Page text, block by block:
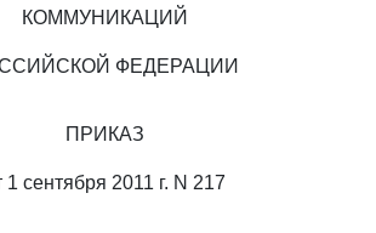
КОММУНИКАЦИЙ
ФЕДЕРАЦИИ
ПРИКАЗ
1 сентября 2011 г. N 217